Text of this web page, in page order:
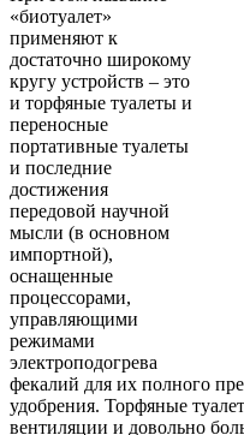
«биотуалет»
применяют к
достаточно широкому
кругу устройств – это
и торфяные туалеты и
переносные
портативные туалеты
и последние
достижения
передовой научной
мысли (в основном
импортной),
оснащенные
процессорами,
управляющими
режимами
электроподогрева
фекалий для их полного
удобрения. Торфяные
вентиляции и довольно